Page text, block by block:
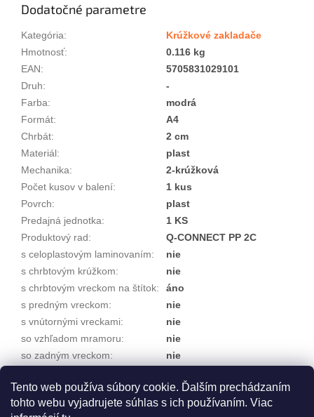
Tento web používa súbory cookie. Ďalším prechádzaním
tohto webu vyjadrujete súhlas s ich používaním. Viac
Dodatočné parametre
Kategória:
Krúžkové zakladače
Hmotnosť:
0.116 kg
EAN:
5705831029101
Druh:
-
Farba:
modrá
Formát:
A4
Chrbát:
2 cm
Materiál:
plast
Mechanika:
2-krúžková
Počet kusov v balení:
1 kus
Povrch:
plast
Predajná jednotka:
1 KS
Produktový rad:
Q-CONNECT PP 2C
s celoplastovým laminovaním:
nie
s chrbtovým krúžkom:
nie
s chrbtovým vreckom na štítok:
áno
s predným vreckom:
nie
s vnútornými vreckami:
nie
so vzhľadom mramoru:
nie
so zadným vreckom:
nie
Značka: Q-CONNECT